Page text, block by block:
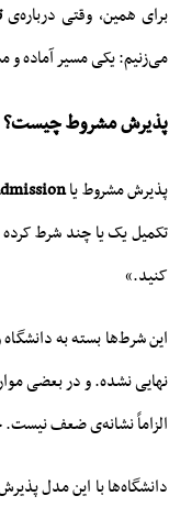
برای همین، وقتی درباره‌ی
می‌زنیم: یکی مسیر آماده و
پذیرش مشروط چیست؟
پذیرش مشروط یا
تکمیل یک یا چند شرط کرده
کنید.»
این شرط‌ها بسته به
نهایی نشده. و در بعضی
الزاماً نشانه‌ی ضعف نیست.
دانشگاه‌ها با این مدل